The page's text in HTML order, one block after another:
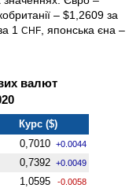
– $1,2609 за
1 CHF , японська єна –
валют
Курс ($)
0,7010 +0.0044
0,7392 +0.0049
1,0595 -0.0058